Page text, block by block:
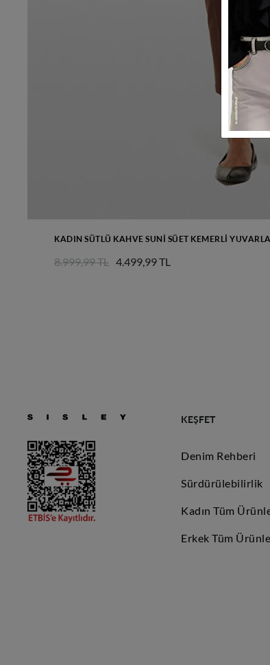
KADIN SÜTLÜ KAHVE SUNI SÜET KEMERLI
8.999,99 TL 4.499,99 TL
KEŞFET
Denim Rehberi
Sürdürülebilirlik
Kadın Tüm
Erkek Tüm